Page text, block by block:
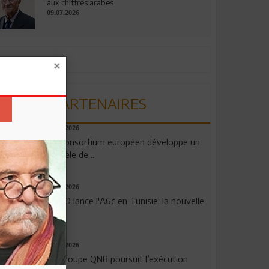
aux chiffres arabes
09.07.2026
PARTENAIRES
06.08.2026
Un consortium européen développe un
modèle de ...
04.08.2026
OPPO lance l'A6c en Tunisie: la nouvelle
...
29.07.2026
Le Groupe QNB poursuit l’exécution